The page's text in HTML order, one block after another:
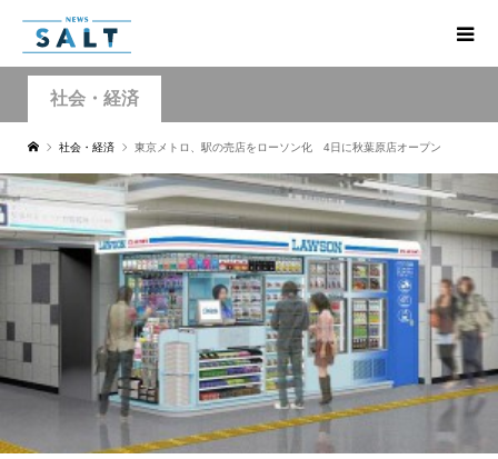
社会・経済
社会・経済 東京メトロ、駅の売店をローソン化 4日に秋葉原店オープン